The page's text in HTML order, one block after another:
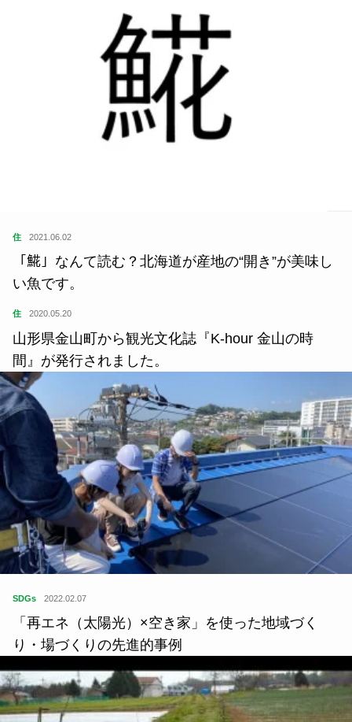
住 2021.06.02
「𩸽」なんて読む？北海道が産地の“開き”が美味し
い魚です。
住 2020.05.20
山形県金山町から観光文化誌『K-hour 金山の時
間』が発行されました。
SDGs 2022.02.07
「再エネ（太陽光）×空き家」を使った地域づく
り・場づくりの先進的事例